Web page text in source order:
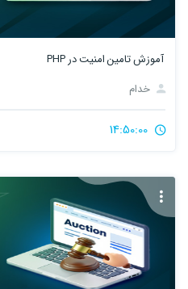
آموزش تامین امنیت در PHP
خدام